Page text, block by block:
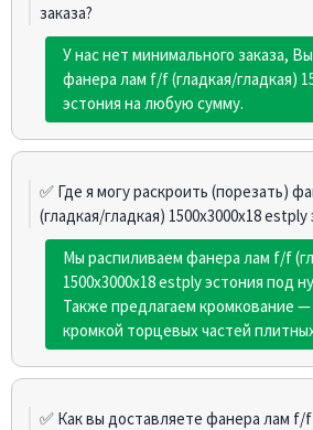
заказа?
У нас нет минимального заказа,
фанера лам f/f (гладкая/гладкая)
эстония на любую сумму.
✅ Где я могу раскроить (порезать)
(гладкая/гладкая) 1500х3000х18 estply
Мы распиливаем фанера лам f/f
1500х3000х18 estply эстония под
Также предлагаем кромкование
кромкой торцевых частей
✅ Как вы доставляете фанера лам f/f